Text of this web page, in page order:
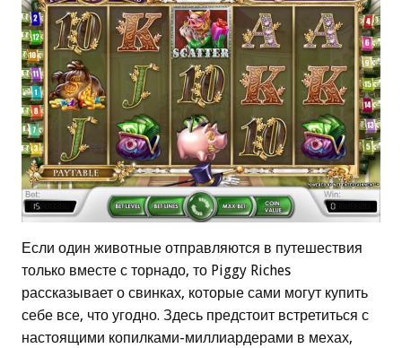
Если один животные отправляются в путешествия
только вместе с торнадо, то Piggy Riches
рассказывает о свинках, которые сами могут купить
себе все, что угодно. Здесь предстоит встретиться с
настоящими копилками-миллиардерами в мехах,